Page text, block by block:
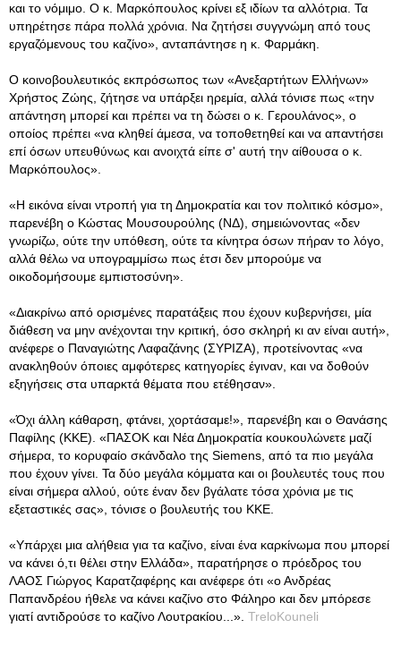
και το νόμιμο. Ο κ. Μαρκόπουλος κρίνει εξ ιδίων τα αλλότρια. Τα
υπηρέτησε πάρα πολλά χρόνια. Να ζητήσει συγγνώμη από τους
εργαζόμενους του καζίνο», ανταπάντησε η κ. Φαρμάκη.
Ο κοινοβουλευτικός εκπρόσωπος των «Ανεξαρτήτων Ελλήνων»
Χρήστος Ζώης, ζήτησε να υπάρξει ηρεμία, αλλά τόνισε πως «την
απάντηση μπορεί και πρέπει να τη δώσει ο κ. Γερουλάνος», ο
οποίος πρέπει «να κληθεί άμεσα, να τοποθετηθεί και να απαντήσει
επί όσων υπευθύνως και ανοιχτά είπε σ' αυτή την αίθουσα ο κ.
Μαρκόπουλος».
«Η εικόνα είναι ντροπή για τη Δημοκρατία και τον πολιτικό κόσμο»,
παρενέβη ο Κώστας Μουσουρούλης (ΝΔ), σημειώνοντας «δεν
γνωρίζω, ούτε την υπόθεση, ούτε τα κίνητρα όσων πήραν το λόγο,
αλλά θέλω να υπογραμμίσω πως έτσι δεν μπορούμε να
οικοδομήσουμε εμπιστοσύνη».
«Διακρίνω από ορισμένες παρατάξεις που έχουν κυβερνήσει, μία
διάθεση να μην ανέχονται την κριτική, όσο σκληρή κι αν είναι αυτή»,
ανέφερε ο Παναγιώτης Λαφαζάνης (ΣΥΡΙΖΑ), προτείνοντας «να
ανακληθούν όποιες αμφότερες κατηγορίες έγιναν, και να δοθούν
εξηγήσεις στα υπαρκτά θέματα που ετέθησαν».
«Όχι άλλη κάθαρση, φτάνει, χορτάσαμε!», παρενέβη και ο Θανάσης
Παφίλης (ΚΚΕ). «ΠΑΣΟΚ και Νέα Δημοκρατία κουκουλώνετε μαζί
σήμερα, το κορυφαίο σκάνδαλο της Siemens, από τα πιο μεγάλα
που έχουν γίνει. Τα δύο μεγάλα κόμματα και οι βουλευτές τους που
είναι σήμερα αλλού, ούτε έναν δεν βγάλατε τόσα χρόνια με τις
εξεταστικές σας», τόνισε ο βουλευτής του ΚΚΕ.
«Υπάρχει μια αλήθεια για τα καζίνο, είναι ένα καρκίνωμα που μπορεί
να κάνει ό,τι θέλει στην Ελλάδα», παρατήρησε ο πρόεδρος του
ΛΑΟΣ Γιώργος Καρατζαφέρης και ανέφερε ότι «ο Ανδρέας
Παπανδρέου ήθελε να κάνει καζίνο στο Φάληρο και δεν μπόρεσε
γιατί αντιδρούσε το καζίνο Λουτρακίου...». TreloKouneli